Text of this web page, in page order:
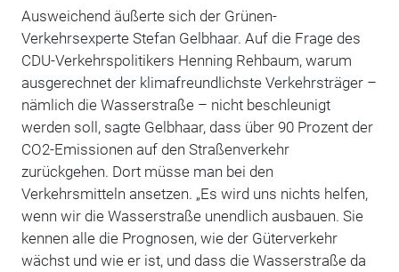
Ausweichend äußerte sich der Grünen-
Verkehrsexperte Stefan Gelbhaar. Auf die Frage des
CDU-Verkehrspolitikers Henning Rehbaum, warum
ausgerechnet der klimafreundlichste Verkehrsträger –
nämlich die Wasserstraße – nicht beschleunigt
werden soll, sagte Gelbhaar, dass über 90 Prozent der
CO2-Emissionen auf den Straßenverkehr
zurückgehen. Dort müsse man bei den
Verkehrsmitteln ansetzen. „Es wird uns nichts helfen,
wenn wir die Wasserstraße unendlich ausbauen. Sie
kennen alle die Prognosen, wie der Güterverkehr
wächst und wie er ist, und dass die Wasserstraße da